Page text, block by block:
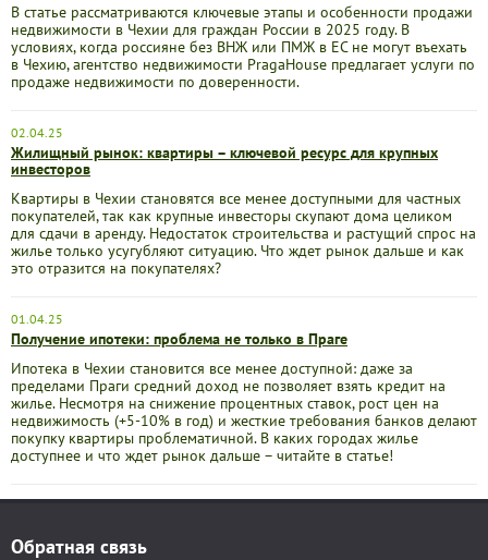
В статье рассматриваются ключевые этапы и особенности продажи
недвижимости в Чехии для граждан России в 2025 году. В
условиях, когда россияне без ВНЖ или ПМЖ в ЕС не могут въехать
в Чехию, агентство недвижимости PragaHouse предлагает услуги по
продаже недвижимости по доверенности.
02.04.25
Жилищный рынок: квартиры – ключевой ресурс для крупных
инвесторов
Квартиры в Чехии становятся все менее доступными для частных
покупателей, так как крупные инвесторы скупают дома целиком
для сдачи в аренду. Недостаток строительства и растущий спрос на
жилье только усугубляют ситуацию. Что ждет рынок дальше и как
это отразится на покупателях?
01.04.25
Получение ипотеки: проблема не только в Праге
Ипотека в Чехии становится все менее доступной: даже за
пределами Праги средний доход не позволяет взять кредит на
жилье. Несмотря на снижение процентных ставок, рост цен на
недвижимость (+5-10% в год) и жесткие требования банков делают
покупку квартиры проблематичной. В каких городах жилье
доступнее и что ждет рынок дальше – читайте в статье!
Обратная связь